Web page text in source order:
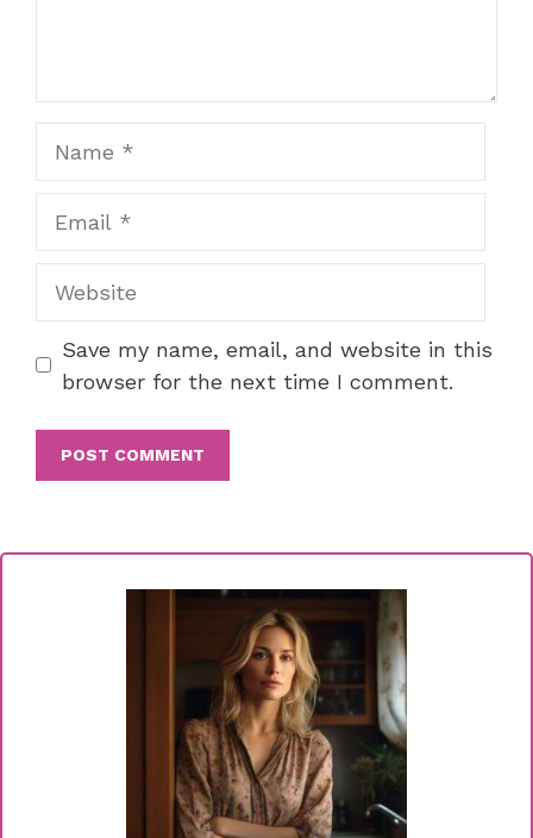
Save my name, email, and website in this
browser for the next time I comment.